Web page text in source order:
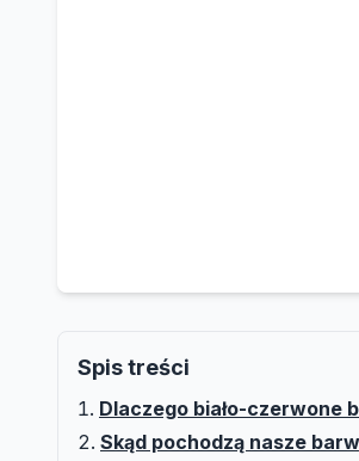
Spis treści
Dlaczego biało-czerwone
Skąd pochodzą nasze